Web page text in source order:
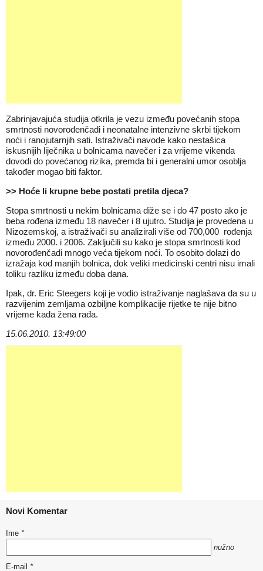
Zabrinjavajuća studija otkrila je vezu između povećanih stopa
smrtnosti novorođenčadi i neonatalne intenzivne skrbi tijekom
noći i ranojutarnjih sati. Istraživači navode kako nestašica
iskusnijih liječnika u bolnicama navečer i za vrijeme vikenda
dovodi do povećanog rizika, premda bi i generalni umor osoblja
također mogao biti faktor.
>> Hoće li krupne bebe postati pretila djeca?
Stopa smrtnosti u nekim bolnicama diže se i do 47 posto ako je
beba rođena između 18 navečer i 8 ujutro. Studija je provedena u
Nizozemskoj, a istraživači su analizirali više od 700,000 rođenja
između 2000. i 2006. Zaključili su kako je stopa smrtnosti kod
novorođenčadi mnogo veća tijekom noći. To osobito dolazi do
izražaja kod manjih bolnica, dok veliki medicinski centri nisu imali
toliku razliku između doba dana.
Ipak, dr. Eric Steegers koji je vodio istraživanje naglašava da su u
razvijenim zemljama ozbiljne komplikacije rijetke te nije bitno
vrijeme kada žena rađa.
15.06.2010. 13:49:00
Novi Komentar
Ime *
nužno
E-mail *